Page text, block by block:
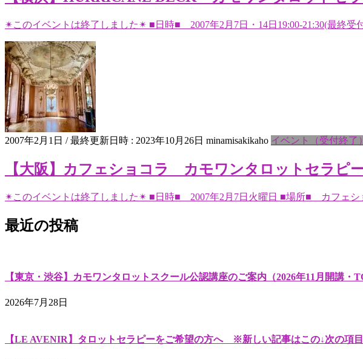
✴︎このイベントは終了しました✴︎ ■日時■ 2007年2月7日・14日19:00-21:30(最終
2007年2月1日 / 最終更新日時 : 2023年10月26日 minamisakikaho イベント（受付終了）
【大阪】カフェショコラ カモワンタロットセラピ
✴︎このイベントは終了しました✴︎ ■日時■ 2007年2月7日火曜日 ■場所■ カフェシ
最近の投稿
【東京・渋谷】カモワンタロットスクール公認講座のご案内（2026年11月開講・
2026年7月28日
【LE AVENIR】タロットセラピーをご希望の方へ ※新しい記事はこの↓次の項